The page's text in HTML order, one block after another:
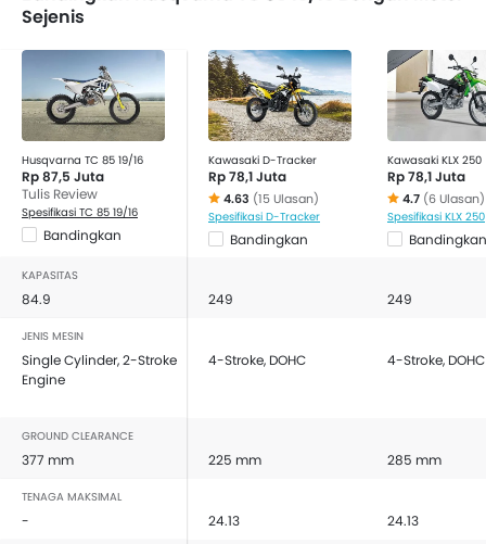
Sejenis
Husqvarna TC 85 19/16
Rp 87,5 Juta
Tulis Review
Spesifikasi TC 85 19/16
Bandingkan
Kawasaki D-Tracker
Rp 78,1 Juta
4.63 (15 Ulasan)
Spesifikasi D-Tracker
Bandingkan
Kawasaki KLX 250
Rp 78,1 Juta
4.7 (6 Ulasan)
Spesifikasi KLX 250
Bandingkan
KAPASITAS
84.9 249 249
JENIS MESIN
Single Cylinder, 2-Stroke
Engine
4-Stroke, DOHC 4-Stroke, DOHC
GROUND CLEARANCE
377 mm 225 mm 285 mm
TENAGA MAKSIMAL
- 24.13 24.13